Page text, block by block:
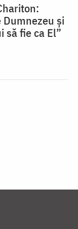
Dumnezeu și
să fie ca El”